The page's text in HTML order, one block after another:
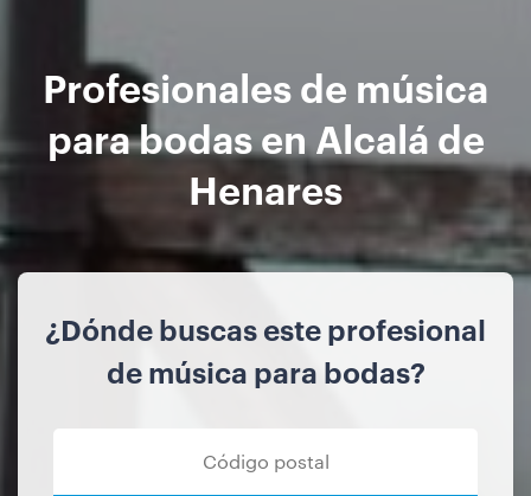
Profesionales de música
para bodas en Alcalá de
Henares
¿Dónde buscas este profesional
de música para bodas?